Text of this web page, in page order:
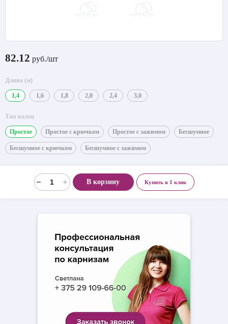
82.12 руб./шт
Длина (м)
1,4 1,6 1,8 2,0 2,4 3,0
Тип колец
Простое Простое с крючком Простое с зажимом Бесшумное
Бесшумное с крючком Бесшумное с зажимом
В корзину Купить в 1 клик